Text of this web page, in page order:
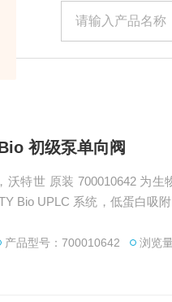
初级泵单向阀
沃特世 原装 700010642 为生
Bio UPLC 系统，低蛋白吸
产品型号：700010642 浏览